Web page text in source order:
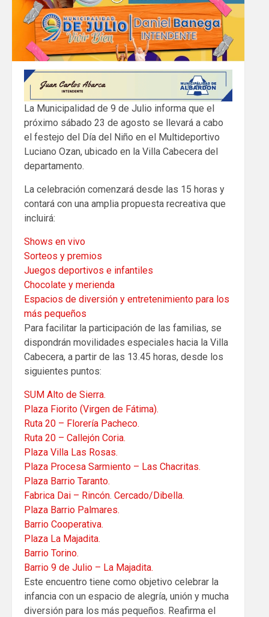
La Municipalidad de 9 de Julio informa que el
próximo sábado 23 de agosto se llevará a cabo
el festejo del Día del Niño en el Multideportivo
Luciano Ozan, ubicado en la Villa Cabecera del
departamento.
La celebración comenzará desde las 15 horas y
contará con una amplia propuesta recreativa que
incluirá:
Shows en vivo
Sorteos y premios
Juegos deportivos e infantiles
Chocolate y merienda
Espacios de diversión y entretenimiento para los
más pequeños
Para facilitar la participación de las familias, se
dispondrán movilidades especiales hacia la Villa
Cabecera, a partir de las 13.45 horas, desde los
siguientes puntos:
SUM Alto de Sierra.
Plaza Fiorito (Virgen de Fátima).
Ruta 20 – Florería Pacheco.
Ruta 20 – Callejón Coria.
Plaza Villa Las Rosas.
Plaza Procesa Sarmiento – Las Chacritas.
Plaza Barrio Taranto.
Fabrica Dai – Rincón. Cercado/Dibella.
Plaza Barrio Palmares.
Barrio Cooperativa.
Plaza La Majadita.
Barrio Torino.
Barrio 9 de Julio – La Majadita.
Este encuentro tiene como objetivo celebrar la
infancia con un espacio de alegría, unión y mucha
diversión para los más pequeños. Reafirma el